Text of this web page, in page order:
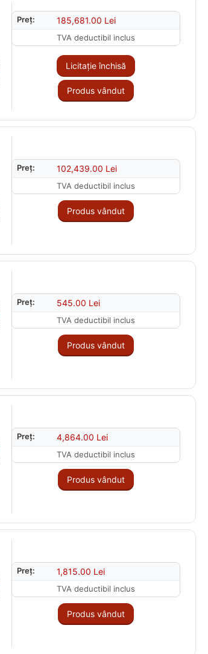
Preț: 185,681.00 Lei
TVA deductibil inclus
Licitație închisă
Produs vândut
Preț: 102,439.00 Lei
TVA deductibil inclus
Produs vândut
Preț: 545.00 Lei
TVA deductibil inclus
Produs vândut
Preț: 4,864.00 Lei
TVA deductibil inclus
Produs vândut
Preț: 1,815.00 Lei
TVA deductibil inclus
Produs vândut